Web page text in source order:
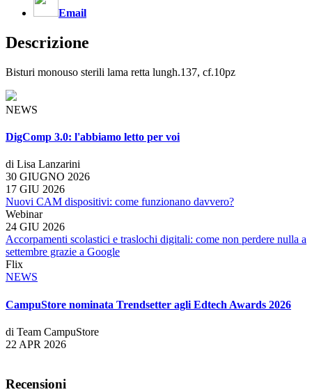
Email
Descrizione
Bisturi monouso sterili lama retta lungh.137, cf.10pz
NEWS
DigComp 3.0: l'abbiamo letto per voi
di Lisa Lanzarini
30 GIUGNO 2026
17 GIU 2026
Nuovi CAM dispositivi: come funzionano davvero?
Webinar
24 GIU 2026
Accorpamenti scolastici e traslochi digitali: come non perdere nulla a
settembre grazie a Google
Flix
NEWS
CampuStore nominata Trendsetter agli Edtech Awards 2026
di Team CampuStore
22 APR 2026
Recensioni